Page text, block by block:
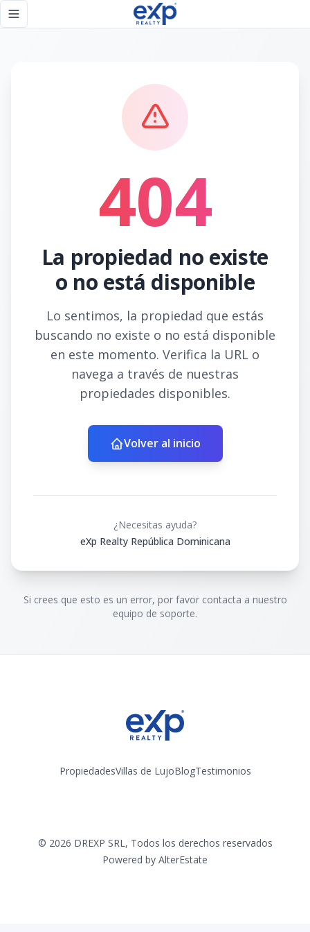
Toggle navigation menu
404
La propiedad no existe
o no está disponible
Lo sentimos, la propiedad que estás
buscando no existe o no está disponible
en este momento. Verifica la URL o
navega a través de nuestras
propiedades disponibles.
Volver al inicio
¿Necesitas ayuda?
eXp Realty República Dominicana
Si crees que esto es un error, por favor contacta a nuestro
equipo de soporte.
PropiedadesVillas de LujoBlogTestimonios
© 2026 DREXP SRL, Todos los derechos reservados
Powered by AlterEstate
Página no encontrada - eXp Realty República Dominicana